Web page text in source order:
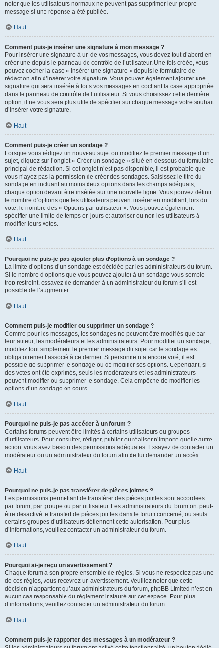
noter que les utilisateurs normaux ne peuvent pas supprimer leur propre
message si une réponse a été publiée.
Haut
Comment puis-je insérer une signature à mon message ?
Pour insérer une signature à un de vos messages, vous devez tout d’abord en
créer une depuis le panneau de contrôle de l’utilisateur. Une fois créée, vous
pouvez cocher la case « Insérer une signature » depuis le formulaire de
rédaction afin d’insérer votre signature. Vous pouvez également ajouter une
signature qui sera insérée à tous vos messages en cochant la case appropriée
dans le panneau de contrôle de l’utilisateur. Si vous choisissez cette dernière
option, il ne vous sera plus utile de spécifier sur chaque message votre souhait
d’insérer votre signature.
Haut
Comment puis-je créer un sondage ?
Lorsque vous rédigez un nouveau sujet ou modifiez le premier message d’un
sujet, cliquez sur l’onglet « Créer un sondage » situé en-dessous du formulaire
principal de rédaction. Si cet onglet n’est pas disponible, il est probable que
vous n’ayez pas la permission de créer des sondages. Saisissez le titre du
sondage en incluant au moins deux options dans les champs adéquats,
chaque option devant être insérée sur une nouvelle ligne. Vous pouvez définir
le nombre d’options que les utilisateurs peuvent insérer en modifiant, lors du
vote, le nombre des « Options par utilisateur ». Vous pouvez également
spécifier une limite de temps en jours et autoriser ou non les utilisateurs à
modifier leurs votes.
Haut
Pourquoi ne puis-je pas ajouter plus d’options à un sondage ?
La limite d’options d’un sondage est décidée par les administrateurs du forum.
Si le nombre d’options que vous pouvez ajouter à un sondage vous semble
trop restreint, essayez de demander à un administrateur du forum s’il est
possible de l’augmenter.
Haut
Comment puis-je modifier ou supprimer un sondage ?
Comme pour les messages, les sondages ne peuvent être modifiés que par
leur auteur, les modérateurs et les administrateurs. Pour modifier un sondage,
modifiez tout simplement le premier message du sujet car le sondage est
obligatoirement associé à ce dernier. Si personne n’a encore voté, il est
possible de supprimer le sondage ou de modifier ses options. Cependant, si
des votes ont été exprimés, seuls les modérateurs et les administrateurs
peuvent modifier ou supprimer le sondage. Cela empêche de modifier les
options d’un sondage en cours.
Haut
Pourquoi ne puis-je pas accéder à un forum ?
Certains forums peuvent être limités à certains utilisateurs ou groupes
d’utilisateurs. Pour consulter, rédiger, publier ou réaliser n’importe quelle autre
action, vous avez besoin des permissions adéquates. Essayez de contacter un
modérateur ou un administrateur du forum afin de lui demander un accès.
Haut
Pourquoi ne puis-je pas transférer de pièces jointes ?
Les permissions permettant de transférer des pièces jointes sont accordées
par forum, par groupe ou par utilisateur. Les administrateurs du forum ont peut-
être désactivé le transfert de pièces jointes dans le forum concerné, ou seuls
certains groupes d’utilisateurs détiennent cette autorisation. Pour plus
d’informations, veuillez contacter un administrateur du forum.
Haut
Pourquoi ai-je reçu un avertissement ?
Chaque forum a son propre ensemble de règles. Si vous ne respectez pas une
de ces règles, vous recevrez un avertissement. Veuillez noter que cette
décision n’appartient qu’aux administrateurs du forum, phpBB Limited n’est en
aucun cas responsable du règlement instauré sur cet espace. Pour plus
d’informations, veuillez contacter un administrateur du forum.
Haut
Comment puis-je rapporter des messages à un modérateur ?